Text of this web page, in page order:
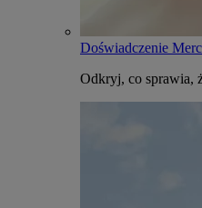
Doświadczenie
Odkryj, co sprawia,